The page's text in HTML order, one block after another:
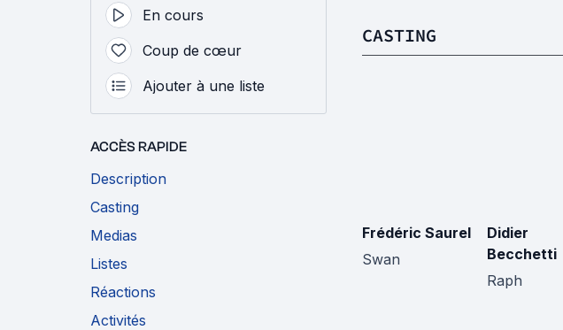
En cours
Coup de cœur
Ajouter à une liste
ACCÈS RAPIDE
Description
Casting
Medias
Listes
Réactions
Activités
CASTING
Frédéric Saurel
Swan
Didier
Becchetti
Raph